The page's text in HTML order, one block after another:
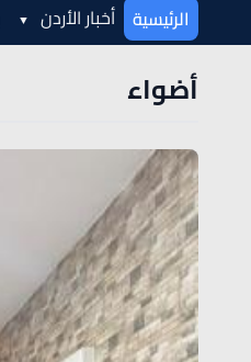
الرئيسية أخبار الأردن
أضواء